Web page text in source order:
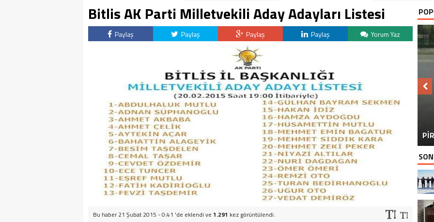
Bitlis AK Parti Milletvekili Aday Adayları Listesi
Paylaş Paylaş Paylaş Paylaş Yorum Yaz
Bu haber 21 Şubat 2015 - 0:41 'de eklendi ve 1.291 kez görüntülendi.